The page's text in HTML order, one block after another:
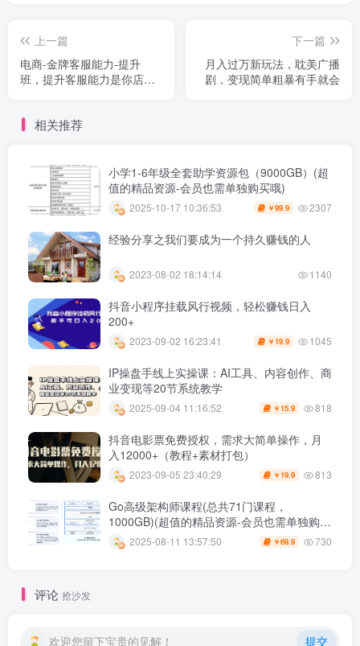
上一篇
电商-金牌客服能力-提升
班，提升客服能力是你店铺
下一篇
月入过万新玩法，耽美广播
剧，变现简单粗暴有手就会
相关推荐
小学1-6年级全套助学资源包（9000GB）(超
值的精品资源-会员也需单独购买哦)
2025-10-17 10:36:53 ￥99.9 2307
经验分享之我们要成为一个持久赚钱的人
2023-08-02 18:14:14 1140
抖音小程序挂载风行视频，轻松赚钱日入
200+
2023-09-02 16:23:41 ￥ 19.9 1045
IP操盘手线上实操课：AI工具、内容创作、商
业变现等20节系统教学
2025-09-04 11:16:52 ￥ 15.9 818
抖音电影票免费授权，需求大简单操作，月
入12000+（教程+素材打包）
2023-09-05 23:40:29 ￥ 19.9 813
Go高级架构师课程(总共71门课程，
1000GB)(超值的精品资源-会员也需单独购买
哦)
2025-08-11 13:57:50 ￥69.9 730
评论 抢沙发
欢迎您留下宝贵的见解！ 提交